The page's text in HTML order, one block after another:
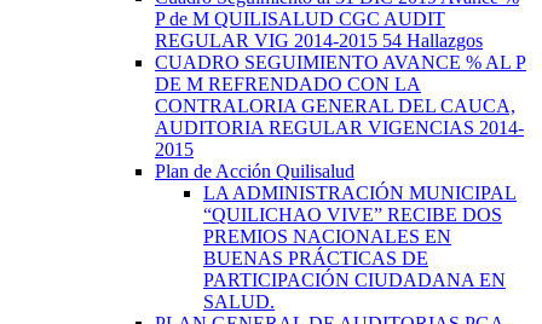
P de M QUILISALUD CGC AUDIT
REGULAR VIG 2014-2015 54 Hallazgos
CUADRO SEGUIMIENTO AVANCE % AL P
DE M REFRENDADO CON LA
CONTRALORIA GENERAL DEL CAUCA,
AUDITORIA REGULAR VIGENCIAS 2014-
2015
Plan de Acción Quilisalud
LA ADMINISTRACIÓN MUNICIPAL
“QUILICHAO VIVE” RECIBE DOS
PREMIOS NACIONALES EN
BUENAS PRÁCTICAS DE
PARTICIPACIÓN CIUDADANA EN
SALUD.